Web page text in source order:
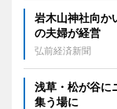
岩木山神社向か
の夫婦が経営
弘前経済新聞
浅草・松が谷
集う場に